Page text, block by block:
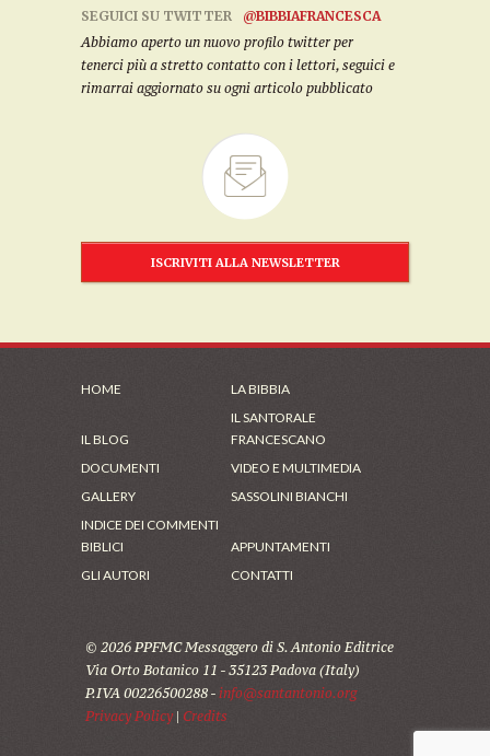
SEGUICI SU TWITTER
@BIBBIAFRANCESCA
Abbiamo aperto un nuovo profilo twitter per
tenerci più a stretto contatto con i lettori, seguici e
rimarrai aggiornato su ogni articolo pubblicato
ISCRIVITI ALLA NEWSLETTER
HOME LA BIBBIA
IL BLOG
IL SANTORALE
FRANCESCANO
DOCUMENTI
VIDEO E MULTIMEDIA
GALLERY
SASSOLINI BIANCHI
INDICE DEI COMMENTI
BIBLICI
APPUNTAMENTI
GLI AUTORI
CONTATTI
© 2026 PPFMC Messaggero di S. Antonio Editrice
Via Orto Botanico 11 - 35123 Padova (Italy)
P.IVA 00226500288 - info@santantonio.org
Privacy Policy| Credits